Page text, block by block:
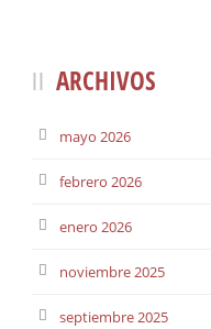
ARCHIVOS
mayo 2026
febrero 2026
enero 2026
noviembre 2025
septiembre 2025